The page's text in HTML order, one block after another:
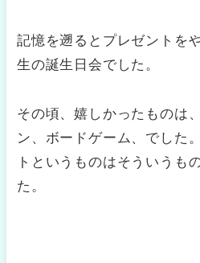
記憶を遡るとプレゼントを
生の誕生日会でした。
その頃、嬉しかったものは
ン、ボードゲーム、でした
トというものはそういうも
た。